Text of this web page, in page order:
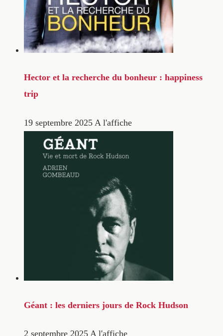
Hector et la recherche du bonheur : happiness
trip
19 septembre 2025 A l'affiche
Géant : les derniers jours de Rock Hudson
2 septembre 2025 A l'affiche